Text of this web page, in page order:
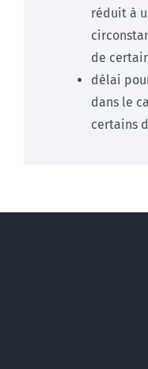
réduit à
de
délai
dans le
certains